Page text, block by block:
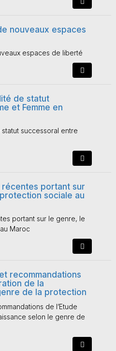
nouveaux espaces
espaces de liberté
de statut
et Femme en
successoral entre
portant sur
sociale au
portant sur le genre, le
Maroc
recommandations
de la
de la protection
de l’Etude
selon le genre de